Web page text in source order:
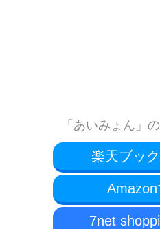
「あいみょん」
楽天ブッ
Amazon
7net